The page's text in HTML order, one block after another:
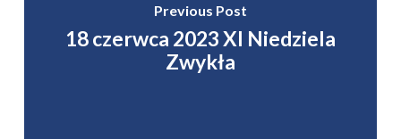
Previous Post
18 czerwca 2023 XI Niedziela
Zwykła